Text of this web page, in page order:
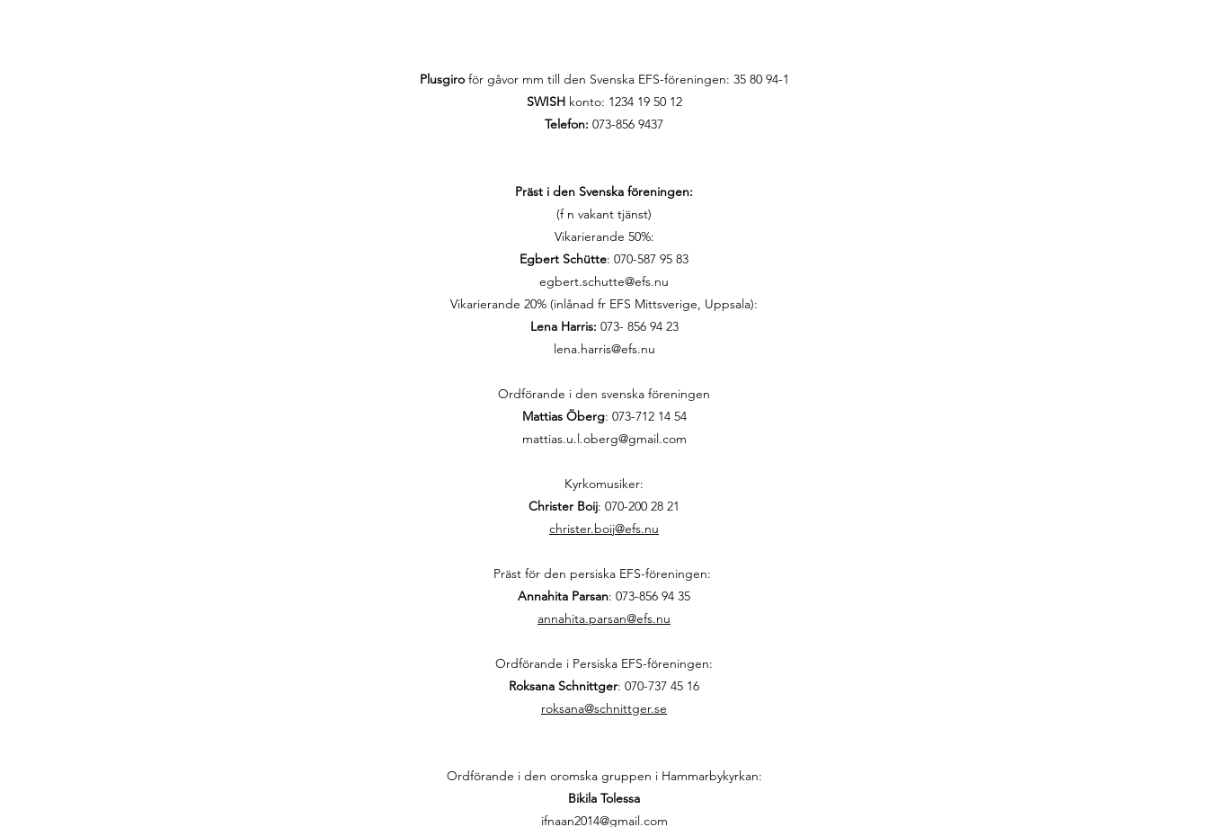
Präst i den Svenska föreningen:
(f n vakant tjänst)
Vikarierande 50%:
Egbert Schütte: 070-587 95 83
egbert.schutte@efs.nu
Vikarierande 20% (inlånad fr EFS Mittsverige, Uppsala):
Lena Harris: 073- 856 94 23
lena.harris@efs.nu
Ordförande i den svenska föreningen
Mattias Öberg: 073-712 14 54
mattias.u.l.oberg@gmail.com
Kyrkomusiker:
Christer Boij: 070-200 28 21
christer.boij@efs.nu
Präst för den persiska EFS-föreningen:
Annahita Parsan: 073-856 94 35
annahita.parsan@efs.nu
Ordförande i Persiska EFS-föreningen:
Roksana Schnittger: 070-737 45 16
roksana@schnittger.se
Ordförande i den oromska gruppen i Hammarbykyrkan:
Bikila Tolessa
ifnaan2014@gmail.com
Plusgiroför gåvor mm till den Svenska EFS-föreningen: 35 80 94-1
SWISHkonto: 1234 19 50 12
Telefon: 073-856 9437